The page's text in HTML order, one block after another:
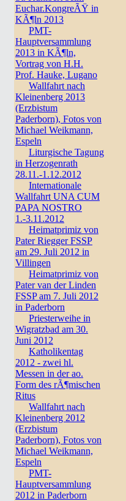
Euchar.KongreÃŸ in
KÃ¶ln 2013
PMT-
Hauptversammlung
2013 in KÃ¶ln,
Vortrag von H.H.
Prof. Hauke, Lugano
Wallfahrt nach
Kleinenberg 2013
(Erzbistum
Paderborn), Fotos von
Michael Weikmann,
Espeln
Liturgische Tagung
in Herzogenrath
28.11.-1.12.2012
Internationale
Wallfahrt UNA CUM
PAPA NOSTRO
1.-3.11.2012
Heimatprimiz von
Pater Riegger FSSP
am 29. Juli 2012 in
Villingen
Heimatprimiz von
Pater van der Linden
FSSP am 7. Juli 2012
in Paderborn
Priesterweihe in
Wigratzbad am 30.
Juni 2012
Katholikentag
2012 - zwei hl.
Messen in der ao.
Form des rÃ¶mischen
Ritus
Wallfahrt nach
Kleinenberg 2012
(Erzbistum
Paderborn), Fotos von
Michael Weikmann,
Espeln
PMT-
Hauptversammlung
2012 in Paderborn